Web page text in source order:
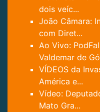
dois veíc...
João Câmara:
com Diret...
Ao Vivo:
Valdemar de
VÍDEOS da
América e...
Vídeo:
Mato Gra...